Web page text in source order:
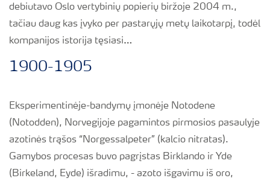
debiutavo Oslo vertybinių popierių biržoje 2004 m.,
tačiau daug kas įvyko per pastarųjų metų laikotarpį, todėl
kompanijos istorija tęsiasi…
1900-1905
Eksperimentinėje-bandymų įmonėje Notodene
(Notodden), Norvegijoje pagamintos pirmosios pasaulyje
azotinės trąšos “Norgessalpeter” (kalcio nitratas).
Gamybos procesas buvo pagrįstas Birklando ir Yde
(Birkeland, Eyde) išradimu, - azoto išgavimu iš oro,